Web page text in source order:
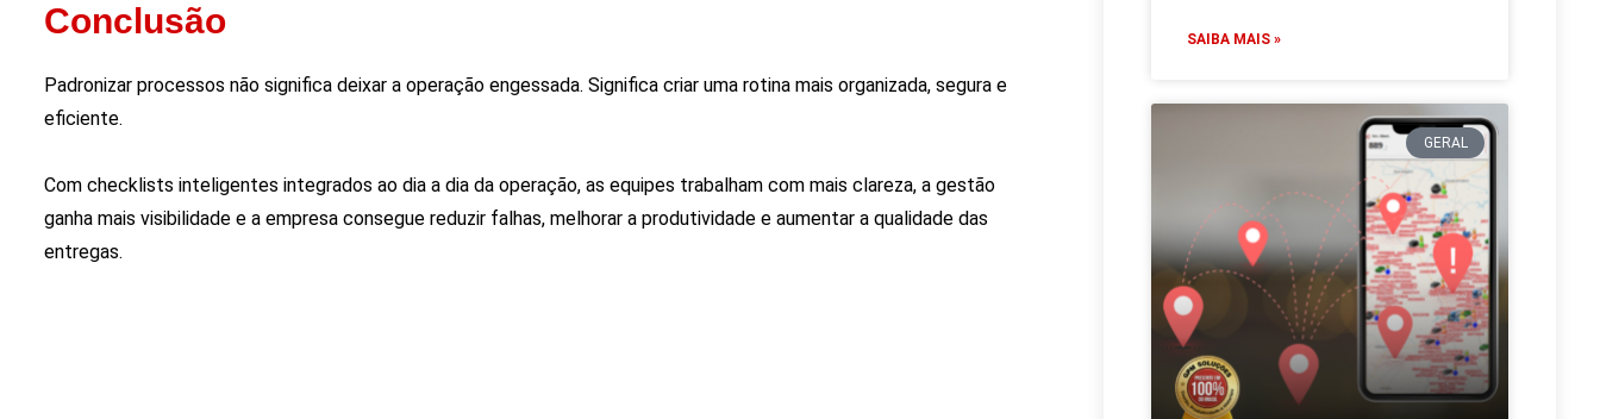
Conclusão
Padronizar processos não significa deixar a operação engessada. Significa criar uma rotina mais organizada, segura e
eficiente.
Com checklists inteligentes integrados ao dia a dia da operação, as equipes trabalham com mais clareza, a gestão
ganha mais visibilidade e a empresa consegue reduzir falhas, melhorar a produtividade e aumentar a qualidade das
entregas.
SAIBA MAIS »
GERAL